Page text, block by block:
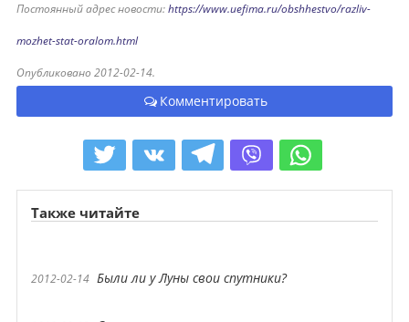
Постоянный адрес новости:https://www.uefima.ru/obshhestvo/razliv-
mozhet-stat-oralom.html
Опубликовано 2012-02-14.
Комментировать
Также читайте
2012-02-14 Были ли у Луны свои спутники?